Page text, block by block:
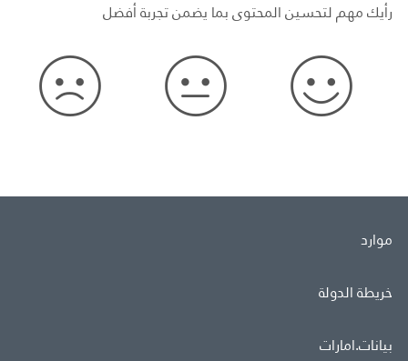
رأيك مهم لتحسين المحتوى بما يضمن تجربة أفضل
موارد
خريطة الدولة
بيانات.امارات